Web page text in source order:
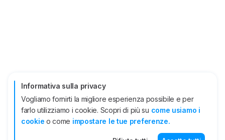
Informativa sulla privacy
Vogliamo fornirti la migliore esperienza possibile e per
farlo utilizziamo i cookie. Scopri di più su come usiamo i
cookie o come impostare le tue preferenze.